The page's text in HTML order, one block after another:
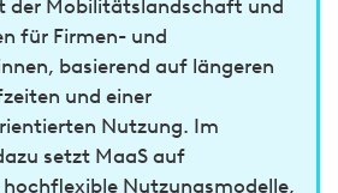
der Mobilitätslandschaft und
für Firmen- und
basierend auf längeren
und einer
Nutzung. Im
setzt MaaS auf
Nutzungsmodelle,